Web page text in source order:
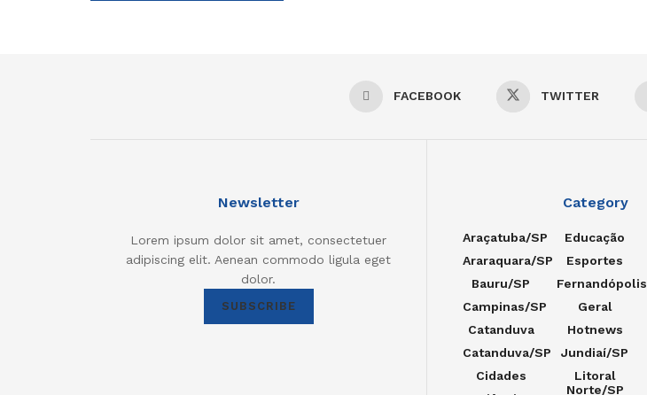
FACEBOOK TWITTER
Newsletter
Lorem ipsum dolor sit amet, consectetuer
adipiscing elit. Aenean commodo ligula eget
dolor.
SUBSCRIBE
Category
Araçatuba/SP
Araraquara/SP
Bauru/SP
Campinas/SP
Catanduva
Catanduva/SP
Cidades
Educação
Esportes
Fernandópolis
Geral
Hotnews
Jundiaí/SP
Litoral
Norte/SP